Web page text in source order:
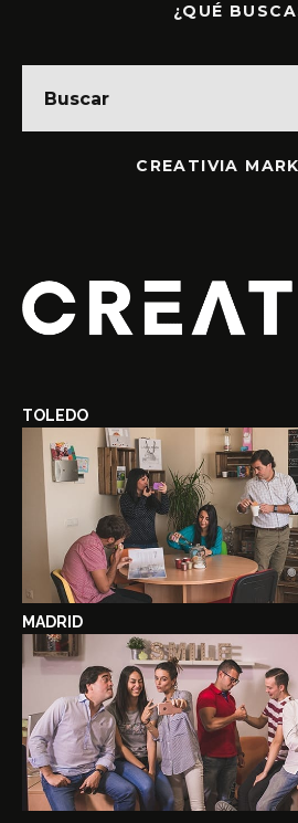
¿QUÉ
CREATIVIA
TOLEDO
MADRID